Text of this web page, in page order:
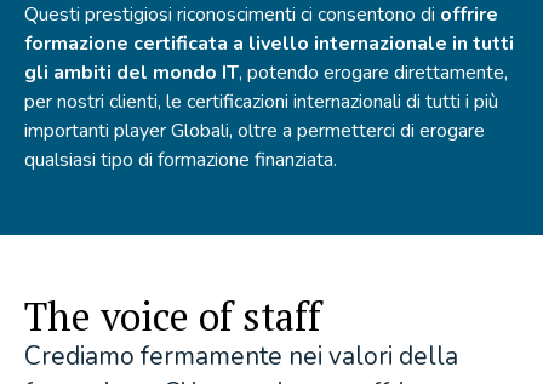
Questi prestigiosi riconoscimenti ci consentono di offrire
formazione certificata a livello internazionale in tutti
gli ambiti del mondo IT, potendo erogare direttamente,
per nostri clienti, le certificazioni internazionali di tutti i più
importanti player Globali, oltre a permetterci di erogare
qualsiasi tipo di formazione finanziata.
The voice of staff
Crediamo fermamente nei valori della